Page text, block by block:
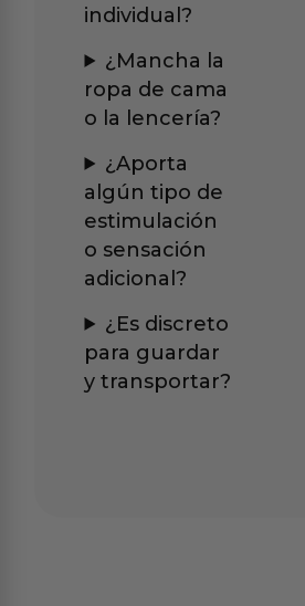
individual?
¿Mancha la
ropa de cama
o la lencería?
¿Aporta
algún tipo de
estimulación
o sensación
adicional?
¿Es discreto
para guardar
y transportar?